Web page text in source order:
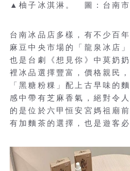
▲柚子冰淇淋。 圖：台南市
台南冰品店多樣，有不少百
麻豆中央市場的「龍泉冰店
也是台劇《想見你》中莫奶
裡冰品選擇豐富，價格親民
「黑糖粉粿」配上古早味的
感中帶有芝麻香氣，絕對令
的是位於六甲恒安宮媽祖廟
有加麵茶的選擇，也是遊客